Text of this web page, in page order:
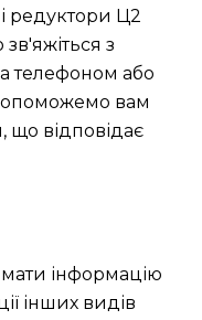
редуктори Ц2
з
телефоном або
вам
відповідає
інформацію
інших видів